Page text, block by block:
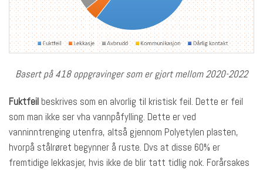
Basert på 418 oppgravinger som er gjort mellom 2020-2022
Fuktfeil beskrives som en alvorlig til kristisk feil. Dette er feil
som man ikke ser vha vannpåfylling. Dette er ved
vanninntrenging utenfra, altså gjennom Polyetylen plasten,
hvorpå stålrøret begynner å ruste. Dvs at disse 60% er
fremtidige lekkasjer, hvis ikke de blir tatt tidlig nok. Forårsakes